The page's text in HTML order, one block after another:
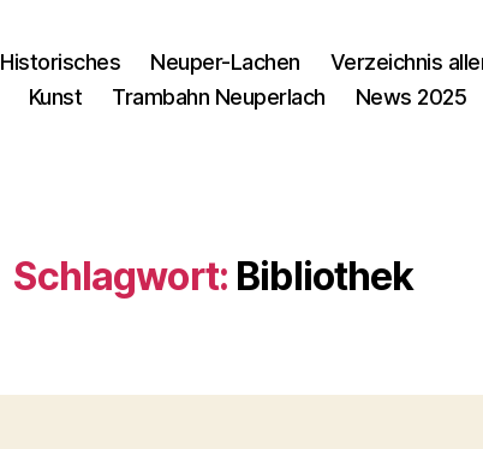
Historisches Neuper-Lachen Verzeichnis
Kunst Trambahn Neuperlach News 2025
Schlagwort: Bibliothek